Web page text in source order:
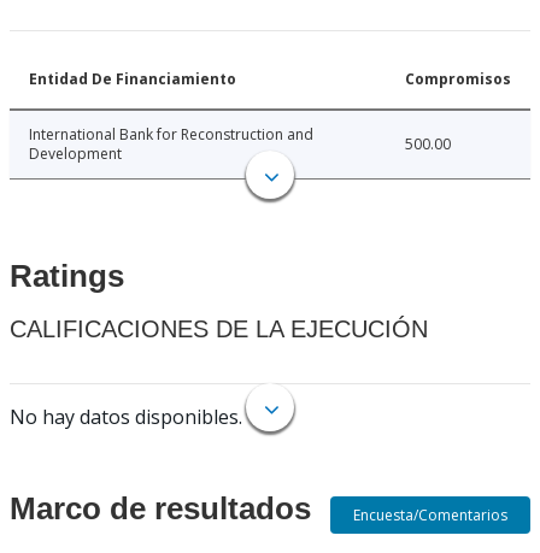
Entidad De Financiamiento Compromisos
International Bank for Reconstruction and
Development
500.00
Ratings
CALIFICACIONES DE LA EJECUCIÓN
No hay datos disponibles.
Marco de resultados Encuesta/Comentarios